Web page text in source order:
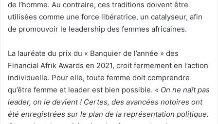
de l’homme. Au contraire, ces traditions doivent être
utilisées comme une force libératrice, un catalyseur, afin
de promouvoir le leadership des femmes africaines.
La lauréate du prix du « Banquier de l’année » des
Financial Afrik Awards en 2021, croit fermement en l’action
individuelle. Pour elle, toute femme doit comprendre
qu’être femme et leader est bien possible. « On ne naît pas
leader, on le devient ! Certes, des avancées notoires ont
été enregistrées sur le plan de la représentation politique.